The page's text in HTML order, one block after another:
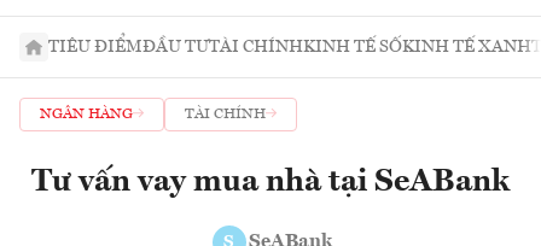
TIÊU ĐIỂMĐẦU TƯTÀI CHÍNHKINH TẾ SỐKINH TẾ XANH
NGÂN HÀNG TÀI CHÍNH
Tư vấn vay mua nhà tại SeABank
S